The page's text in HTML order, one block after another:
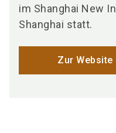
im Shanghai New
Shanghai statt.
Zur Website